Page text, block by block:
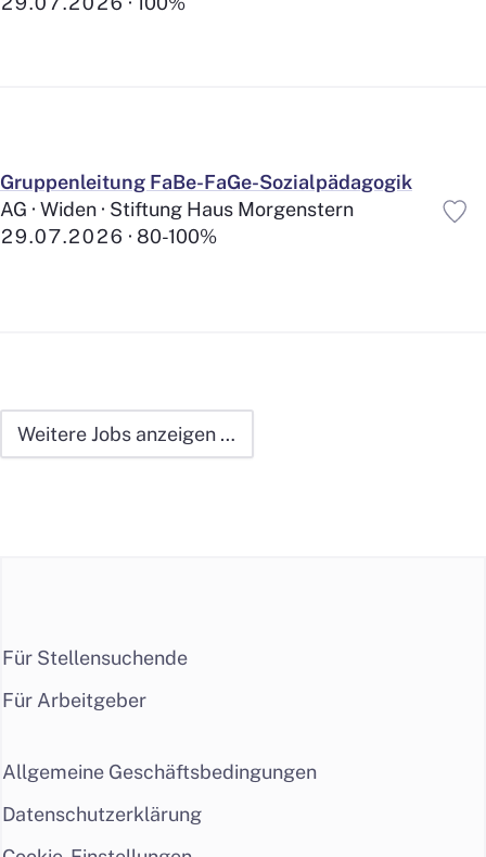
Gruppenleitung FaBe-FaGe-Sozialpädagogik
AG · Widen · Stiftung Haus Morgenstern
29.07.2026
80-100%
Weitere Jobs anzeigen …
Für Stellensuchende
Für Arbeitgeber
Allgemeine Geschäftsbedingungen
Datenschutzerklärung